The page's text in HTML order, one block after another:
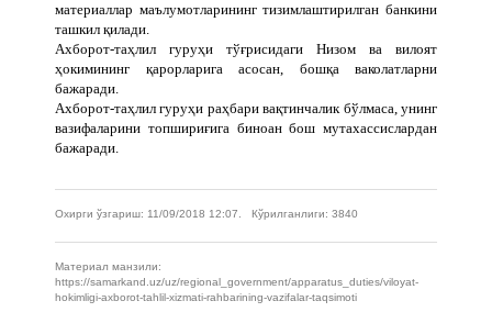
материаллар маълумотларининг тизимлаштирилган банкини
ташкил қилади.
Ахборот-таҳлил гуруҳи тўғрисидаги Низом ва вилоят
ҳокимининг қарорларига асосан, бошқа ваколатларни
бажаради.
Ахборот-таҳлил гуруҳи раҳбари вақтинчалик бўлмаса, унинг
вазифаларини топшириғига биноан бош мутахассислардан
бажаради.
Охирги ўзгариш: 11/09/2018 12:07. Кўрилганлиги: 3840
Материал манзили:
https://samarkand.uz/uz/regional_government/apparatus_duties/viloyat-
hokimligi-axborot-tahlil-xizmati-rahbarining-vazifalar-taqsimoti